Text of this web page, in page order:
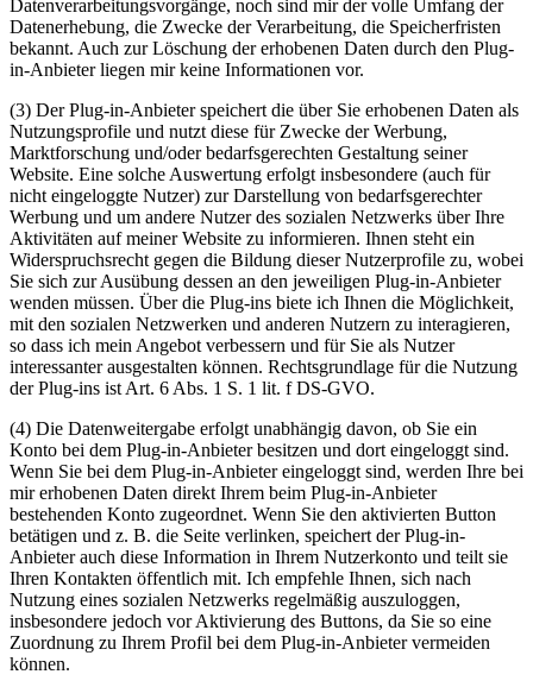
Datenverarbeitungsvorgänge, noch sind mir der volle Umfang der
Datenerhebung, die Zwecke der Verarbeitung, die Speicherfristen
bekannt. Auch zur Löschung der erhobenen Daten durch den Plug-
in-Anbieter liegen mir keine Informationen vor.
(3) Der Plug-in-Anbieter speichert die über Sie erhobenen Daten als
Nutzungsprofile und nutzt diese für Zwecke der Werbung,
Marktforschung und/oder bedarfsgerechten Gestaltung seiner
Website. Eine solche Auswertung erfolgt insbesondere (auch für
nicht eingeloggte Nutzer) zur Darstellung von bedarfsgerechter
Werbung und um andere Nutzer des sozialen Netzwerks über Ihre
Aktivitäten auf meiner Website zu informieren. Ihnen steht ein
Widerspruchsrecht gegen die Bildung dieser Nutzerprofile zu, wobei
Sie sich zur Ausübung dessen an den jeweiligen Plug-in-Anbieter
wenden müssen. Über die Plug-ins biete ich Ihnen die Möglichkeit,
mit den sozialen Netzwerken und anderen Nutzern zu interagieren,
so dass ich mein Angebot verbessern und für Sie als Nutzer
interessanter ausgestalten können. Rechtsgrundlage für die Nutzung
der Plug-ins ist Art. 6 Abs. 1 S. 1 lit. f DS-GVO.
(4) Die Datenweitergabe erfolgt unabhängig davon, ob Sie ein
Konto bei dem Plug-in-Anbieter besitzen und dort eingeloggt sind.
Wenn Sie bei dem Plug-in-Anbieter eingeloggt sind, werden Ihre bei
mir erhobenen Daten direkt Ihrem beim Plug-in-Anbieter
bestehenden Konto zugeordnet. Wenn Sie den aktivierten Button
betätigen und z. B. die Seite verlinken, speichert der Plug-in-
Anbieter auch diese Information in Ihrem Nutzerkonto und teilt sie
Ihren Kontakten öffentlich mit. Ich empfehle Ihnen, sich nach
Nutzung eines sozialen Netzwerks regelmäßig auszuloggen,
insbesondere jedoch vor Aktivierung des Buttons, da Sie so eine
Zuordnung zu Ihrem Profil bei dem Plug-in-Anbieter vermeiden
können.